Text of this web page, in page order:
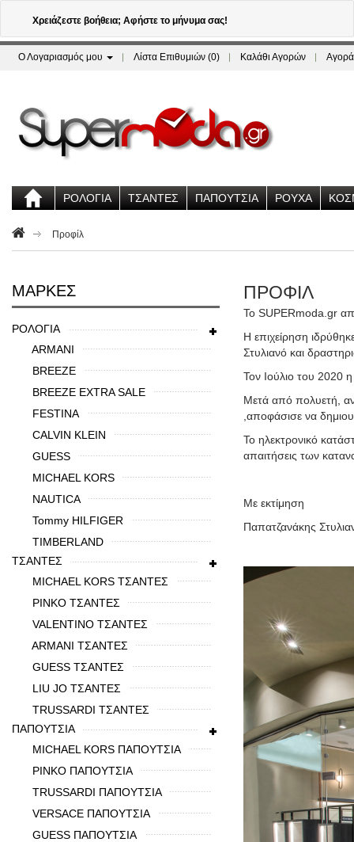
Χρειάζεστε βοήθεια; Αφήστε το μήνυμα σας!
Ο Λογαριασμός μου Λίστα Επιθυμιών (0) Καλάθι Αγορών Αγορά
ΡΟΛΟΓΙΑ ΤΣΑΝΤΕΣ ΠΑΠΟΥΤΣΙΑ ΡΟΥΧΑ
Προφίλ
ΜΆΡΚΕΣ
ΡΟΛΟΓΙΑ
ARMANI
BREEZE
BREEZE EXTRA SALE
FESTINA
CALVIN KLEIN
GUESS
MICHAEL KORS
NAUTICA
Tommy HILFIGER
TIMBERLAND
ΤΣΑΝΤΕΣ
MICHAEL KORS ΤΣΑΝΤΕΣ
PINKO ΤΣΑΝΤΕΣ
VALENTINO ΤΣΑΝΤΕΣ
ARMANI ΤΣΑΝΤΕΣ
GUESS ΤΣΑΝΤΕΣ
LIU JO ΤΣΑΝΤΕΣ
TRUSSARDI ΤΣΑΝΤΕΣ
ΠΑΠΟΥΤΣΙΑ
MICHAEL KORS ΠΑΠΟΥΤΣΙΑ
PINKO ΠΑΠΟΥΤΣΙΑ
TRUSSARDI ΠΑΠΟΥΤΣΙΑ
VERSACE ΠΑΠΟΥΤΣΙΑ
GUESS ΠΑΠΟΥΤΣΙΑ
ΠΡΟΦΊΛ
Το SUPERmoda.gr
Η επιχείρηση
Στυλιανό και
Toν Ιούλιο του 2020 η
Μετά από πολυετή,
,αποφάσισε να
Το ηλεκτρονικό
απαιτήσεις των
Με εκτίμηση
Παπατζανάκης